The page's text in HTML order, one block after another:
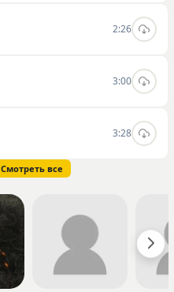
2:26
3:00
3:28
Смотреть все